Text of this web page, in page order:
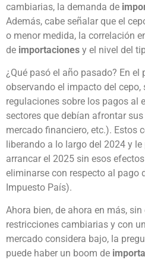
cambiarias, la demanda de
Además, cabe señalar que el
o menor medida, la correlación
de importaciones y el nivel del
¿Qué pasó el año pasado? En el
observando el impacto del cepo,
regulaciones sobre los pagos al
sectores que debían afrontar
mercado financiero, etc.). Estos
liberando a lo largo del 2024 y
arrancar el 2025 sin esos
eliminarse con respecto al pago
Impuesto País).
Ahora bien, de ahora en más,
restricciones cambiarias y con
mercado considera bajo, la
puede haber un boom de